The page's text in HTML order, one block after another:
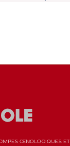
ŒNOLOGIQUES ET